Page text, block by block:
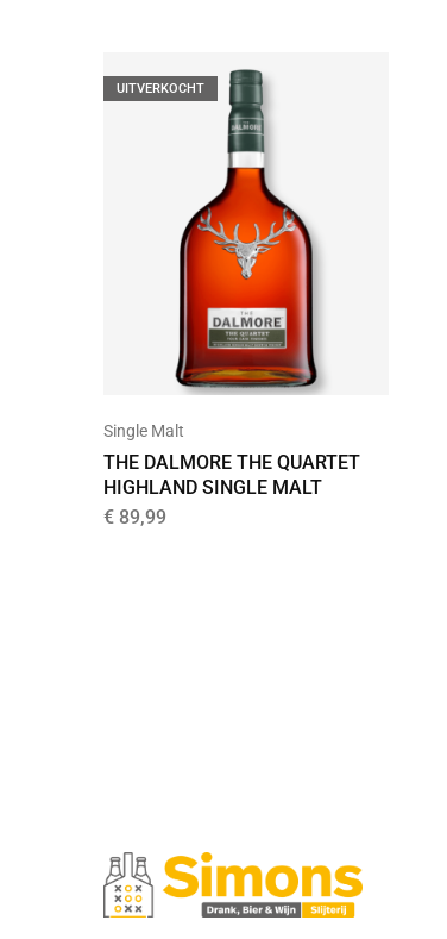
UITVERKOCHT
Single Malt
THE DALMORE THE QUARTET
HIGHLAND SINGLE MALT
€ 89,99